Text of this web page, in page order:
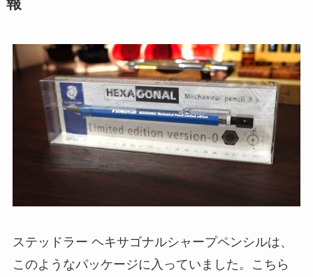
ステッドラー ヘキサゴナルシャープペンシルは、
このようなパッケージに入っていました。こちら